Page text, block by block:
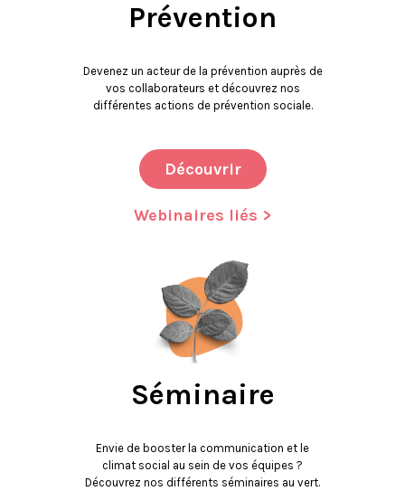
Prévention
Devenez un acteur de la prévention auprès de
vos collaborateurs et découvrez nos
différentes actions de prévention sociale.
Découvrir
Webinaires liés >
Séminaire
Envie de booster la communication et le
climat social au sein de vos équipes ?
Découvrez nos différents séminaires au vert.